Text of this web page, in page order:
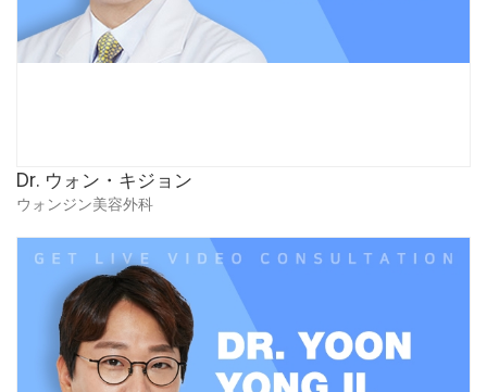
Dr. ウォン・キジョン
ウォンジン美容外科